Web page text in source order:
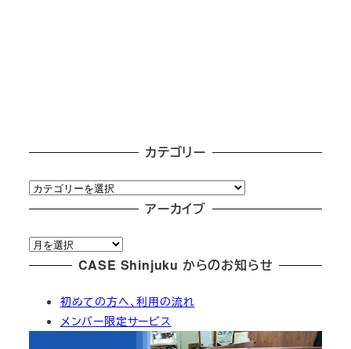
カテゴリー
カ
テ
リ
ー
アーカイブ
ア
ー
CASE Shinjuku からのお知らせ
初めての方へ、利用の流れ
メンバー限定サービス